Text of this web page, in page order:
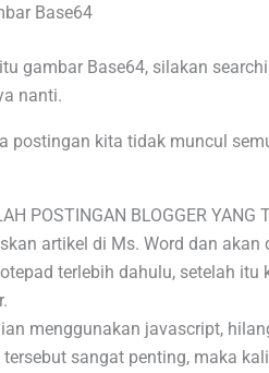
Base64
gambar Base64, silakan
nanti.
postingan kita tidak muncul
POSTINGAN BLOGGER YANG
artikel di Ms. Word dan
terlebih dahulu, setelah
menggunakan javascript,
sangat penting, maka